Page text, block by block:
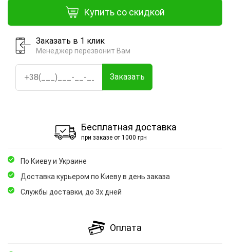
Купить со скидкой
Заказать в 1 клик
Менеджер перезвонит Вам
Заказать
Бесплатная доставка
при заказе от 1000 грн
По Киеву и Украине
Доставка курьером по Киеву в день заказа
Службы доставки, до 3х дней
Оплата